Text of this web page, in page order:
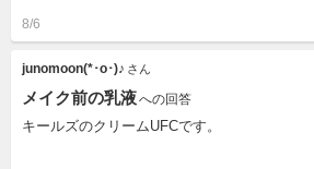
8/6
junomoon(*･o･)♪ さん
メイク前の乳液への回答
キールズのクリームUFCです。